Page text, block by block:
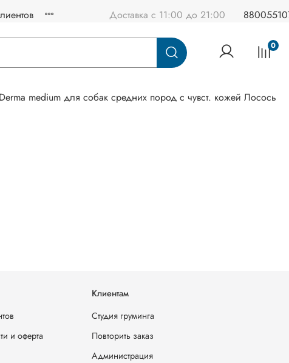
Доставка с 11:00 до 21:00
0
medium для собак средних пород с чувст. кожей Лосось
и оферта
Клиентам
Студия груминга
Повторить заказ
Администрация